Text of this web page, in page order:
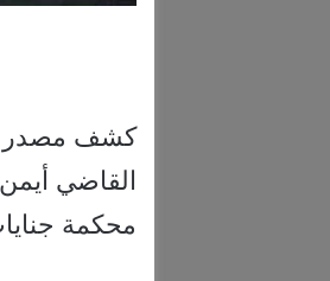
كشف مصدر
القاضي
محكمة